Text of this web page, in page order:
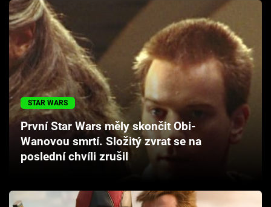
Filmy
Seriály
Hry
Cool Esport
Pořady
Sledujte prima+
STAR WARS
První Star Wars měly skončit Obi-
Wanovou smrtí. Složitý zvrat se na
poslední chvíli zrušil